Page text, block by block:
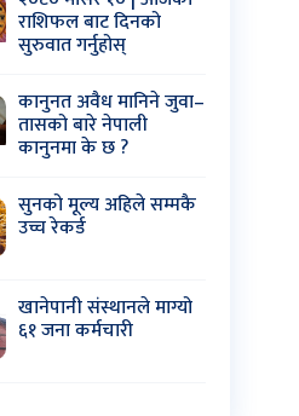
राशिफल बाट दिनको
सुरुवात गर्नुहोस्
कानुनत अवैध मानिने जुवा–
तासको बारे नेपाली
कानुनमा के छ ?
सुनको मूल्य अहिले सम्मकै
उच्च रेकर्ड
खानेपानी संस्थानले माग्यो
६१ जना कर्मचारी